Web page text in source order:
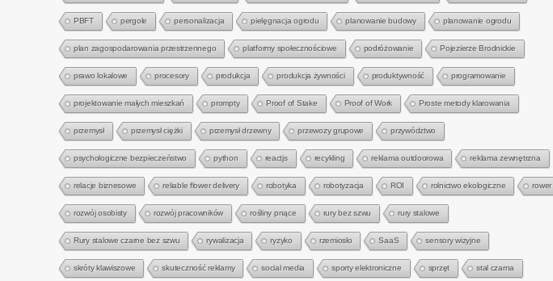
PBFT pergole personalizacja pielęgnacja ogrodu planowanie budowy planowanie ogrodu
plan zagospodarowania przestrzennego platformy społecznościowe podróżowanie Pojezierze Brodnickie
prawo lokalowe procesory produkcja produkcja żywności produktywność programowanie
projektowanie małych mieszkań prompty Proof of Stake Proof of Work Proste metody klarowania
przemysł przemysł ciężki przemysł drzewny przewozy grupowe przywództwo
psychologiczne bezpieczeństwo python reactjs recykling reklama outdoorowa reklama zewnętrzna
relacje biznesowe reliable flower delivery robotyka robotyzacja ROI rolnictwo ekologiczne rower
rozwój osobisty rozwój pracowników rośliny pnące rury bez szwu rury stalowe
Rury stalowe czarne bez szwu rywalizacja ryzyko rzemiosło SaaS sensory wizyjne
skróty klawiszowe skuteczność reklamy social media sporty elektroniczne sprzęt stal czarna